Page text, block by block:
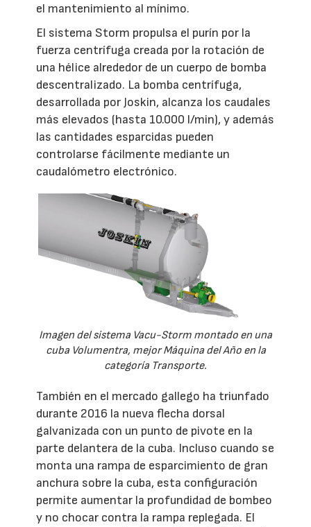
el mantenimiento al mínimo.
El sistema Storm propulsa el purín por la
fuerza centrífuga creada por la rotación de
una hélice alrededor de un cuerpo de bomba
descentralizado. La bomba centrífuga,
desarrollada por Joskin, alcanza los caudales
más elevados (hasta 10.000 l/min), y además
las cantidades esparcidas pueden
controlarse fácilmente mediante un
caudalómetro electrónico.
Imagen del sistema Vacu-Storm montado en una
cuba Volumentra, mejor Máquina del Año en la
categoría Transporte.
También en el mercado gallego ha triunfado
durante 2016 la nueva flecha dorsal
galvanizada con un punto de pivote en la
parte delantera de la cuba. Incluso cuando se
monta una rampa de esparcimiento de gran
anchura sobre la cuba, esta configuración
permite aumentar la profundidad de bombeo
y no chocar contra la rampa replegada. El